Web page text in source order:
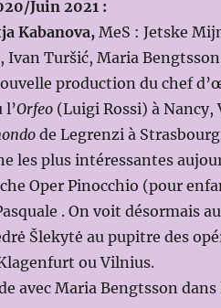
Juin 2021 :
Kabanova, MeS : Jetske
Ivan Turšić, Maria
production du chef
l’Orfeo(Luigi Rossi) à Nancy,
de Legrenzi à
les plus intéressantes
Oper Pinocchio (pour
. On voit désormais
Šlekytė au pupitre des
ou Vilnius.
avec Maria Bengtsson dans